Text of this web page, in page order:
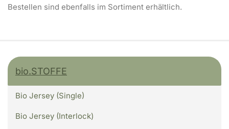
Bestellen sind ebenfalls im Sortiment erhältlich.
bio.STOFFE
Bio Jersey (Single)
Bio Jersey (Interlock)